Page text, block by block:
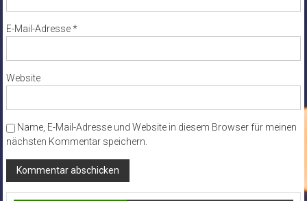
E-Mail-Adresse*
Website
Name, E-Mail-Adresse und Website in diesem Browser für meinen
nächsten Kommentar speichern.